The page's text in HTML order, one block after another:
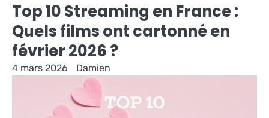
Top 10 Streaming en France :
Quels films ont cartonné en
février 2026 ?
4 mars 2026 Damien